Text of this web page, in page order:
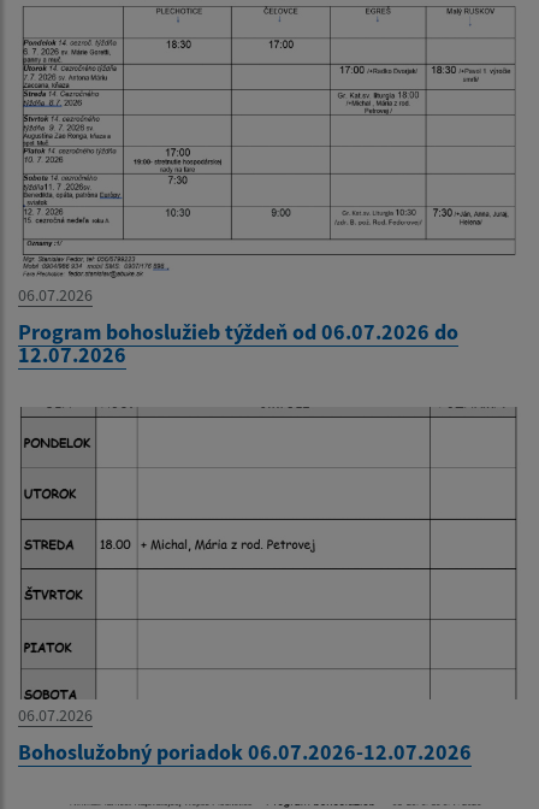
06.07.2026
Program bohoslužieb týždeň od 06.07.2026 do
12.07.2026
06.07.2026
Bohoslužobný poriadok 06.07.2026-12.07.2026